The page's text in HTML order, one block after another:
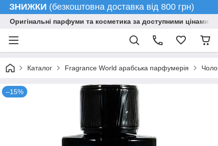
ЗНИЖКИ (безкоштовна доставка від 800 грн)
Оригінальні парфуми та косметика за доступними цінами
Каталог Fragrance World арабська парфумерія
–15%